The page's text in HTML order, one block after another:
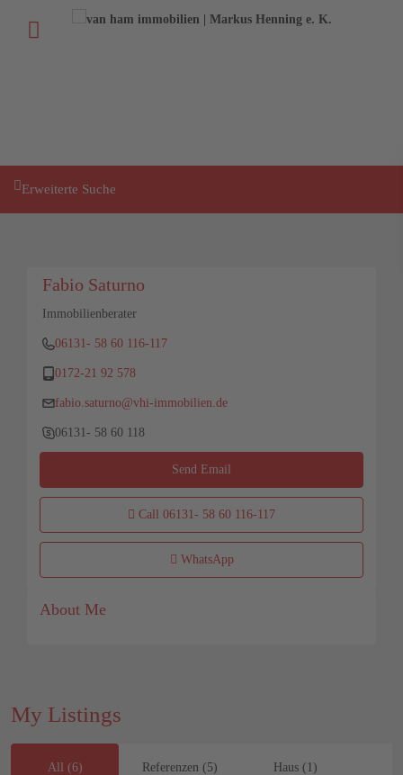
Erweiterte Suche
Fabio Saturno
Immobilienberater
06131- 58 60 116-117
0172-21 92 578
fabio.saturno@vhi-immobilien.de
06131- 58 60 118
Send Email
Call 06131- 58 60 116-117
WhatsApp
About Me
My Listings
All (6) Referenzen (5) Haus (1)